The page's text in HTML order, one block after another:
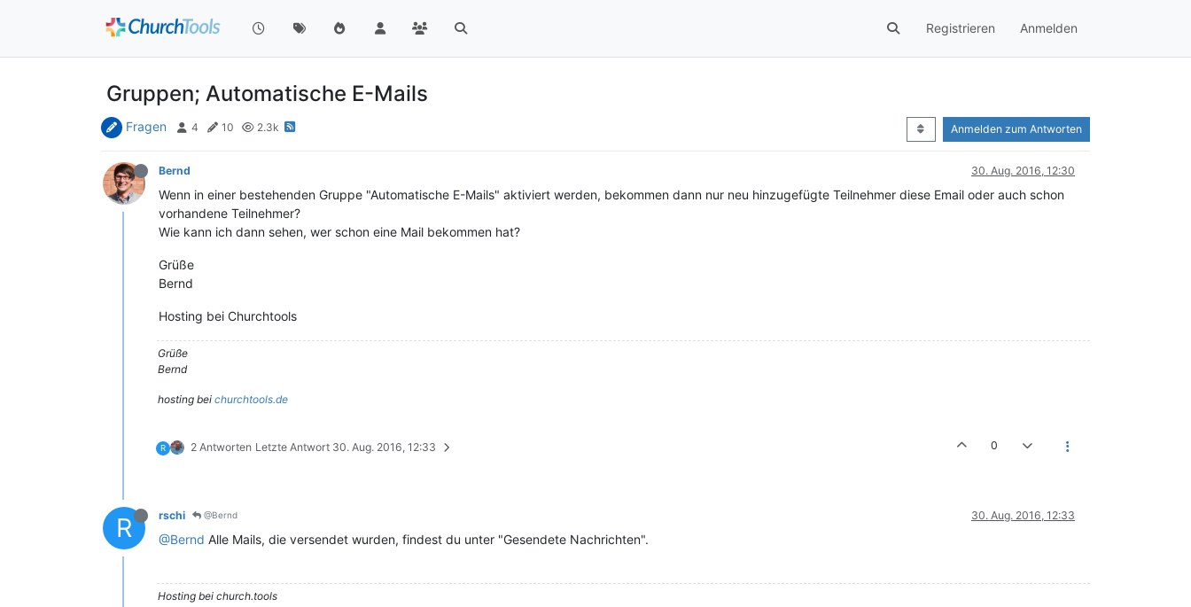
Registrieren Anmelden
Gruppen; Automatische E-Mails
Fragen 4 10 2.3k Anmelden zum Antworten
Bernd 30. Aug. 2016, 12:30
Wenn in einer bestehenden Gruppe "Automatische E-Mails" aktiviert werden, bekommen dann nur neu hinzugefügte Teilnehmer diese Email oder auch schon
vorhandene Teilnehmer?
Wie kann ich dann sehen, wer schon eine Mail bekommen hat?
Grüße
Bernd
Hosting bei Churchtools
Grüße
Bernd
hosting bei churchtools.de
R 2 Antworten Letzte Antwort 30. Aug. 2016, 12:33 0
R rschi @Bernd 30. Aug. 2016, 12:33
@Bernd Alle Mails, die versendet wurden, findest du unter "Gesendete Nachrichten".
Hosting bei church.tools